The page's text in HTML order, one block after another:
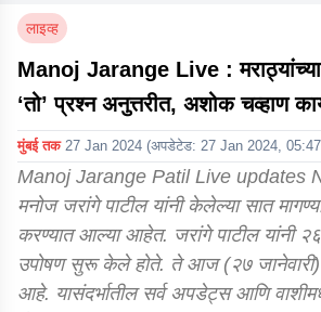
लाइव्ह
Manoj Jarange Live : मराठ्यांच्या
‘तो’ प्रश्न अनुत्तरीत, अशोक चव्हाण
मुंबई तक 27 Jan 2024 (अपडेटेड: 27 Jan 2024,
Manoj Jarange Patil Live updates
मनोज जरांगे पाटील यांनी केलेल्या सात
करण्यात आल्या आहेत. जरांगे पाटील यांनी २६
उपोषण सुरू केले होते. ते आज (२७ जानेवारी)
आहे. यासंदर्भातील सर्व अपडेट्स आणि